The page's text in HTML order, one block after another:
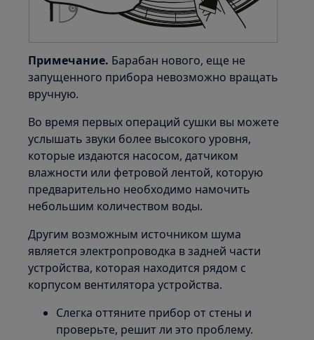
Примечание. Барабан нового, еще не
запущенного прибора невозможно вращать
вручную.
Во время первых операций сушки вы можете
услышать звуки более высокого уровня,
которые издаются насосом, датчиком
влажности или фетровой лентой, которую
предварительно необходимо намочить
небольшим количеством воды.
Другим возможным источником шума
является электропроводка в задней части
устройства, которая находится рядом с
корпусом вентилятора устройства.
Слегка оттяните прибор от стены и
проверьте, решит ли это проблему.